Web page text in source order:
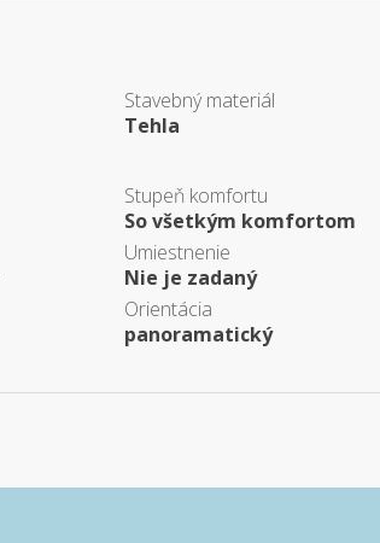
Stavebný materiál
Tehla
Stupeň komfortu
So všetkým komfortom
Umiestnenie
Nie je zadaný
Orientácia
panoramatický